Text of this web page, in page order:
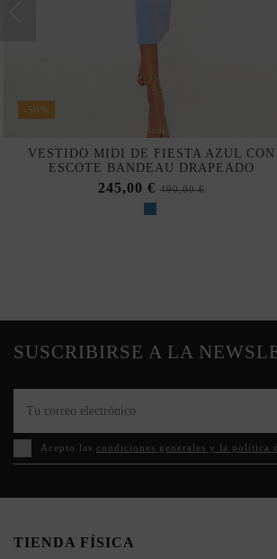
-50%
VESTIDO MIDI DE FIESTA AZUL CON
ESCOTE BANDEAU DRAPEADO
245,00 €490,00 €
SUSCRIBIRSE A LA
Acepto las condiciones generales y la política
TIENDA FÍSICA